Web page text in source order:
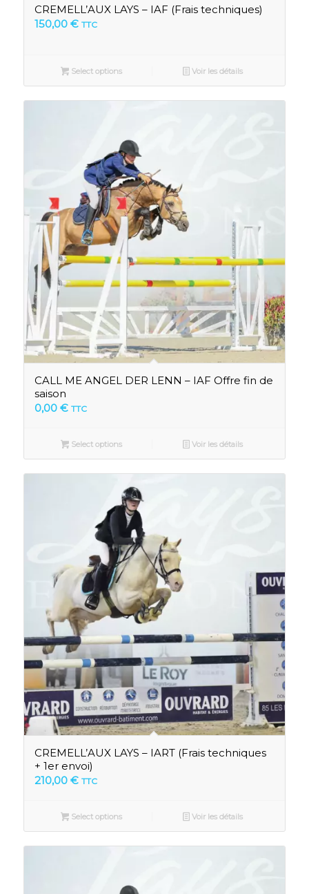
CREMELL’AUX LAYS – IAF (Frais techniques)
150,00 € TTC
Select options Voir les détails
CALL ME ANGEL DER LENN – IAF Offre fin de
saison
0,00 € TTC
Select options Voir les détails
CREMELL’AUX LAYS – IART (Frais techniques
+ 1er envoi)
210,00 € TTC
Select options Voir les détails